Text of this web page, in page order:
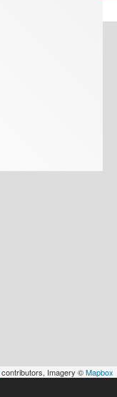
contributors, Imagery ©Mapbox